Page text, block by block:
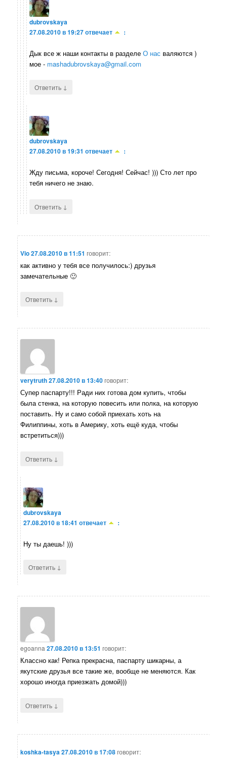
dubrovskaya
27.08.2010 в 19:27отвечает :
Дык все ж наши контакты в разделеО нас валяются )
мое - mashadubrovskaya@gmail.com
Ответить ↓
dubrovskaya
27.08.2010 в 19:31 отвечает :
Жду письма, короче! Сегодня! Сейчас! ))) Сто лет про
тебя ничего не знаю.
Ответить ↓
Vio27.08.2010 в 11:51 говорит:
как активно у тебя все получилось:) друзья
замечательные 🙂
Ответить ↓
verytruth27.08.2010 в 13:40говорит:
Супер паспарту!!! Ради них готова дом купить, чтобы
была стенка, на которую повесить или полка, на которую
поставить. Ну и само собой приехать хоть на
Филиппины, хоть в Америку, хоть ещё куда, чтобы
встретиться)))
Ответить ↓
dubrovskaya
27.08.2010 в 18:41 отвечает :
Ну ты даешь! )))
Ответить ↓
egoanna27.08.2010 в 13:51 говорит:
Классно как! Репка прекрасна, паспарту шикарны, а
якутские друзья все такие же, вообще не меняются. Как
хорошо иногда приезжать домой)))
Ответить ↓
koshka-tasya27.08.2010 в 17:08говорит: